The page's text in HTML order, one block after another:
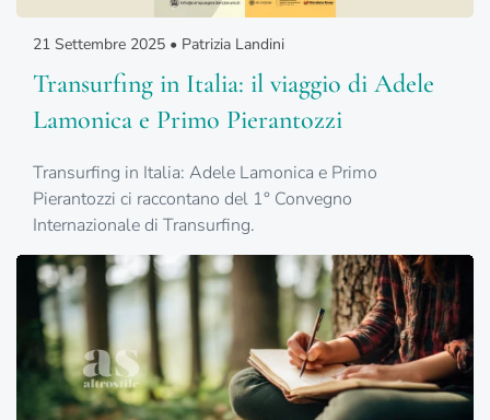
21 Settembre 2025 • Patrizia Landini
Transurfing in Italia: il viaggio di Adele
Lamonica e Primo Pierantozzi
Transurfing in Italia: Adele Lamonica e Primo
Pierantozzi ci raccontano del 1° Convegno
Internazionale di Transurfing.